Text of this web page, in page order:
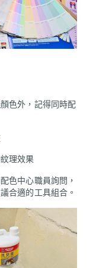
色外，記得同時配
理效果
色中心職員詢問，
合適的工具組合。